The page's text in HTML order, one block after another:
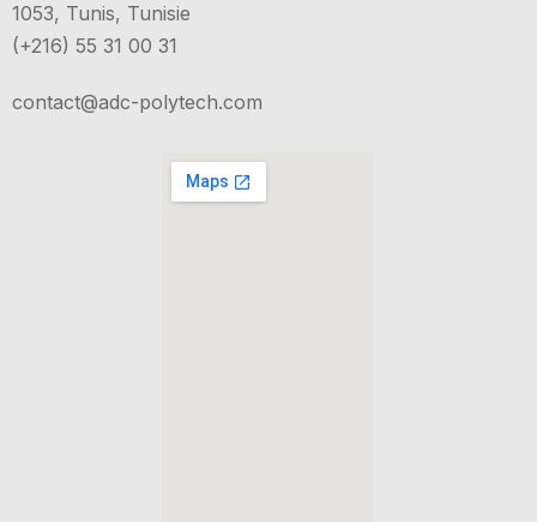
1053, Tunis, Tunisie
(+216) 55 31 00 31
contact@adc-polytech.com